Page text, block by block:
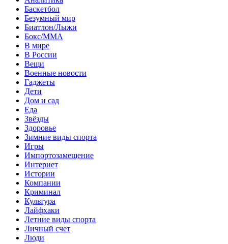
Баскетбол
Безумный мир
Биатлон/Лыжи
Бокс/MMA
В мире
В России
Вещи
Военные новости
Гаджеты
Дети
Дом и сад
Еда
Звёзды
Здоровье
Зимние виды спорта
Игры
Импортозамещение
Интернет
Истории
Компании
Криминал
Культура
Лайфхаки
Летние виды спорта
Личный счет
Люди